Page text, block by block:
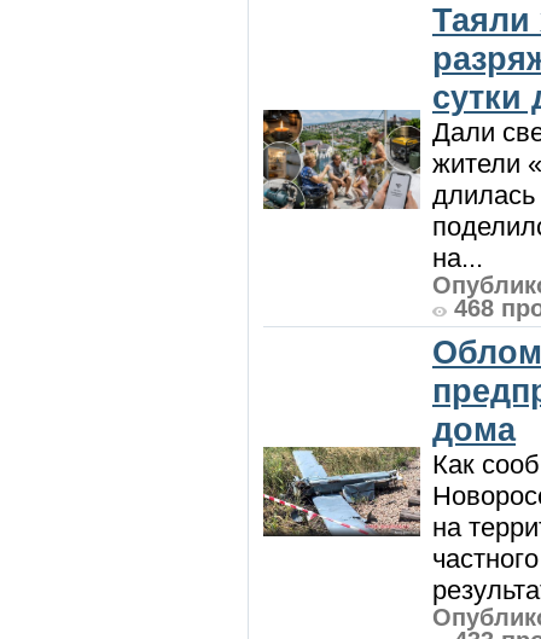
сутки
Дали
жители
длилась
на...
468
дома
Как
на